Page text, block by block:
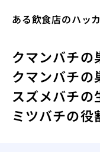
ある飲食店のハッ
クマンバチの
クマンバチの
スズメバチの
ミツバチの役